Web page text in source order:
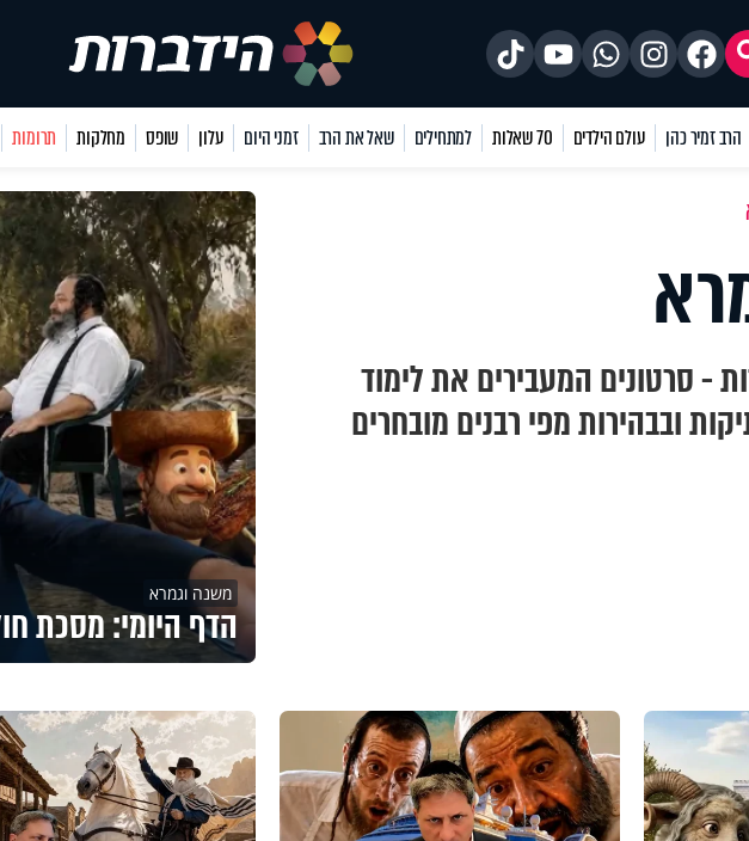
הרב זמיר כהן עולם הילדים 70 שאלות למתחילים שאל את הרב זמני היום עלון שופס מחלקות תרומות
- סרטונים המעבירים את לימוד
ובבהירות מפי רבנים מובחרים
משנה וגמרא
הדף היומי: מסכת